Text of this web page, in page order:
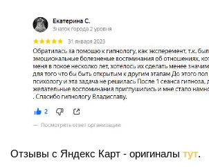
Отзывы с Яндекс Карт - оригиналы тут.